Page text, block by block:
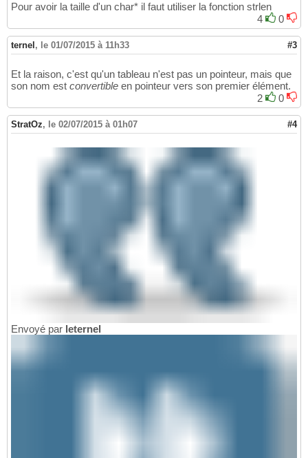
Pour avoir la taille d'un char* il faut utiliser la fonction strlen
4
0
ternel , le 01/07/2015 à 11h33 #3
Et la raison, c'est qu'un tableau n'est pas un pointeur, mais que
son nom est convertible en pointeur vers son premier élément.
2
0
StratOz, le 02/07/2015 à 01h07 #4
Envoyé par leternel